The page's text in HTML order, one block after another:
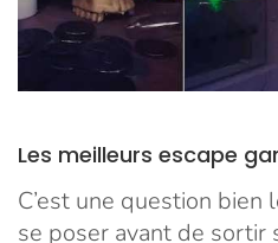
Les meilleurs escape
C’est une question bien
se poser avant de sortir